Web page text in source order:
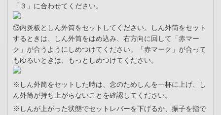
「３」に合わせてください。
⑬内炎板としん外筒をセットしてください。しん外筒をセット
するときは、しん外筒をはめ込み、右方向に回して「赤マー
ク」が合うようにしめつけてください。「赤マーク」が合って
もゆるいときは、もっとしめつけてください。
※しん外筒をセットした時は、念のためしんを一杯に上げ、し
ん外筒が持ち上がらないことを確認してください。
※しんが上がった状態でセットレバーを下げるか、振子を指で